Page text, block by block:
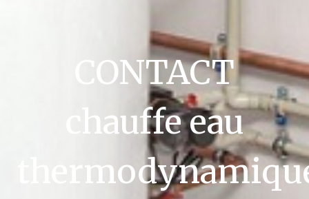
CONTACT
chauffe eau